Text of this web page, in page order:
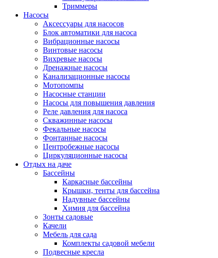
Триммеры
Насосы
Аксессуары для насосов
Блок автоматики для насоса
Вибрационные насосы
Винтовые насосы
Вихревые насосы
Дренажные насосы
Канализационные насосы
Мотопомпы
Насосные станции
Насосы для повышения давления
Реле давления для насоса
Скважинные насосы
Фекальные насосы
Фонтанные насосы
Центробежные насосы
Циркуляционные насосы
Отдых на даче
Бассейны
Каркасные бассейны
Крышки, тенты для бассейна
Надувные бассейны
Химия для бассейна
Зонты садовые
Качели
Мебель для сада
Комплекты садовой мебели
Подвесные кресла